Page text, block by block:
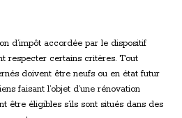
d’impôt accordée par le dispositif
respecter certains critères. Tout
doivent être neufs ou en état futur
faisant l’objet d’une rénovation
être éligibles s’ils sont situés dans des